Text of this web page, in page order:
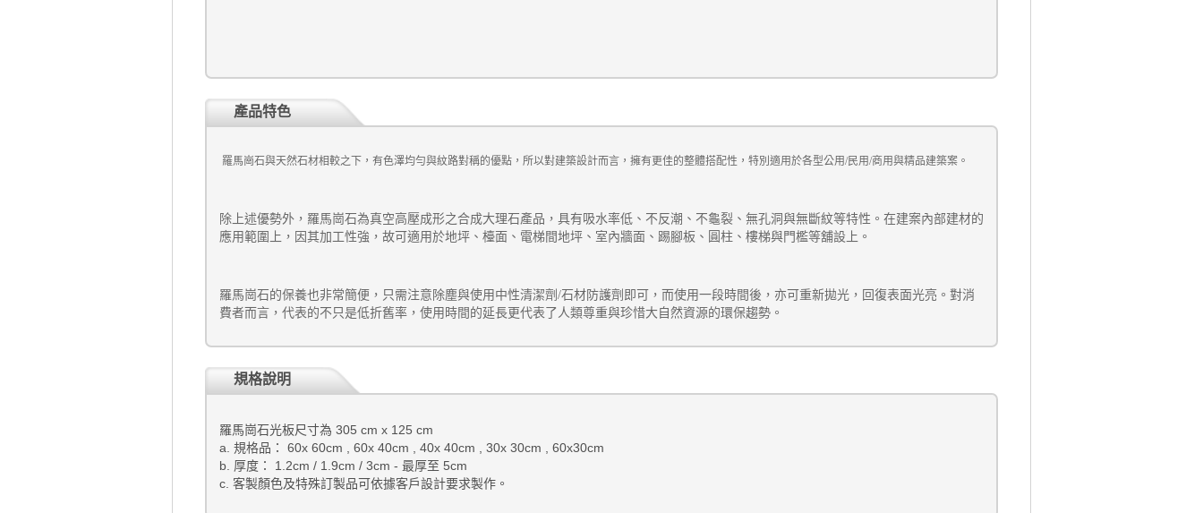
產品特色
羅馬崗石與天然石材相較之下，有色澤均勻與紋路對稱的優點 ，所以對建築設計而言，擁有更佳的整體搭配性，特別適用於各型公用/民用/商用與精品建築案。
除上述優勢外，羅馬崗石為真空高壓成形之合成大理石產品，具有吸水率低、不反潮、不龜裂、 無孔洞與無斷紋等特性。在建案內部建材的
應用範圍上，因其加工性強，故可適用於地坪、檯面、電梯間地坪、室內牆面、踢腳板、圓柱、樓梯與門檻等舖設上 。
羅馬崗石的保養也非常簡便，只需注意除塵與使用中性清潔劑 /石材防護劑即可，而使用一段時間後，亦可重新拋光，回復表面光亮。對消
費者而言，代表的不只是低折舊率，使用時間的延長更代表了人類尊重與珍惜大自然資源的環保趨勢。
規格說明
羅馬崗石光板尺寸為 305 cm x 125 cm
a. 規格品： 60x 60cm , 60x 40cm , 40x 40cm , 30x 30cm , 60x30cm
b. 厚度： 1.2cm / 1.9cm / 3cm - 最厚至 5cm
c. 客製顏色及特殊訂製品可依據客戶設計要求製作 。